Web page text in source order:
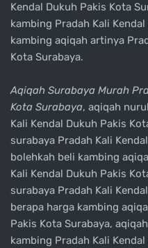
Kendal Dukuh Pakis Kota
kambing Pradah Kali
kambing aqiqah artinya
Kota Surabaya.
Aqiqah Surabaya Murah
Kota Surabaya, aqiqah
Kali Kendal Dukuh Pakis
surabaya Pradah Kali
bolehkah beli kambing
Kali Kendal Dukuh Pakis
surabaya Pradah Kali
berapa harga kambing
Pakis Kota Surabaya,
kambing Pradah Kali